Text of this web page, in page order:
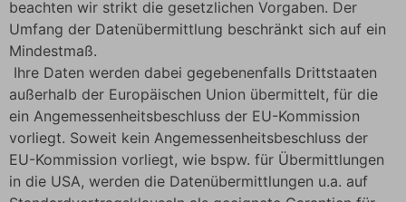
beachten wir strikt die gesetzlichen Vorgaben. Der
Umfang der Datenübermittlung beschränkt sich auf ein
Mindestmaß.
Ihre Daten werden dabei gegebenenfalls Drittstaaten
außerhalb der Europäischen Union übermittelt, für die
ein Angemessenheitsbeschluss der EU-Kommission
vorliegt. Soweit kein Angemessenheitsbeschluss der
EU-Kommission vorliegt, wie bspw. für Übermittlungen
in die USA, werden die Datenübermittlungen u.a. auf